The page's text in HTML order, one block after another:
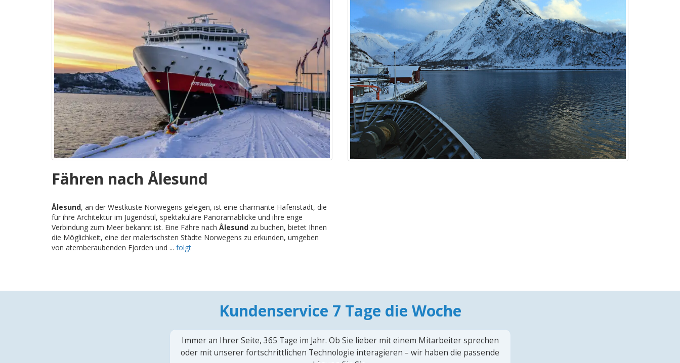
Fähren nach Ålesund
Ålesund, an der Westküste Norwegens gelegen, ist eine charmante Hafenstadt, die
für ihre Architektur im Jugendstil, spektakuläre Panoramablicke und ihre enge
Verbindung zum Meer bekannt ist. Eine Fähre nach Ålesund zu buchen, bietet Ihnen
die Möglichkeit, eine der malerischsten Städte Norwegens zu erkunden, umgeben
von atemberaubenden Fjorden und ... folgt
Kundenservice 7 Tage die Woche
Immer an Ihrer Seite, 365 Tage im Jahr. Ob Sie lieber mit einem Mitarbeiter sprechen
oder mit unserer fortschrittlichen Technologie interagieren – wir haben die passende